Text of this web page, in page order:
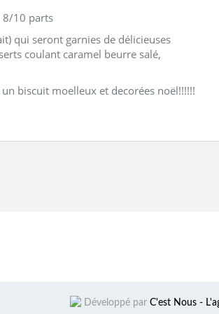
8/10 parts
qui seront garnies de délicieuses
coulant caramel beurre salé,
biscuit moelleux et decorées noël!!!!!!
Développé par C'est Nous -